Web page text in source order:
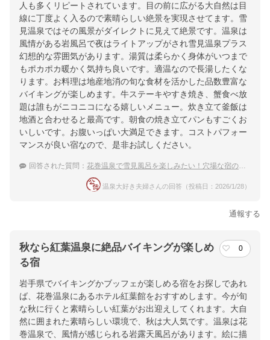
人も多くリピートされています。目の前に広がる大自然は目
線に丁度よく入るので素晴らしい絶景を実現させてます。雪
見温泉ではその風景がダイレクトに見えて絶景です。温泉は
風情がある岩風呂で夜はライトアップがされ雪見温泉プラス
幻想的な雰囲気があります。湯質は柔らかく身体がいつまで
もポカポカ暖かく気持ち良いです。適温なので長湯したくな
ります。お料理は地産地消の旬な食材を活かした品数豊富な
バイキングが楽しめます。牛ステーキやすき焼き、蟹食べ放
題は誰もがニコニコになる嬉しいメニュー。炊き立て釜飯は
地酒と合わせると最高です。朝食の焼き立てパンもすごくお
いしいです。お腹いっぱい大満足できます。コストパフォー
マンスが良い宿なので、是非お試しください。
回答された質問： 花巻温泉で雪見風呂を楽しみたい！穴場な宿のおすすめは？
温泉大好き夫婦さんの回答（投稿日：2026/1/28）
通報する
秋なら紅葉温泉に絶品バイキングが楽しめ
る宿
0
岩手県でバイキングかブッフェが楽しめる宿をお探しであれ
ば、花巻温泉にあるホテル紅葉館をおすすめします。今が旬
な秋に行くと素晴らしい紅葉がお出迎えしてくれます。大自
然に囲まれた素晴らしい環境で、秋は大人気です。温泉は花
巻温泉で、風情が感じられる岩露天風呂があります。絵に描